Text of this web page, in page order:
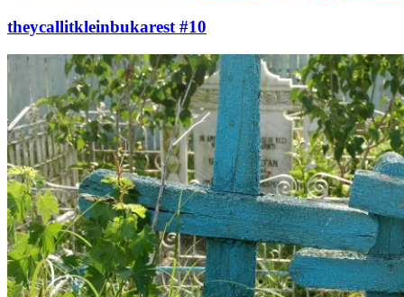
theycallitkleinbukarest #10